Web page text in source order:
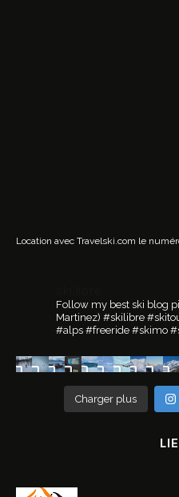
Location avec Travelski.com le
Follow my best ski blog
Martinez) #skilibre
#alps #freeride #skimo
Charger plus